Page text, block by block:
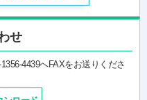
せ
4439へFAXをお送りくださ